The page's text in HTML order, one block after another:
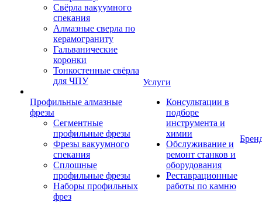
Свёрла вакуумного
спекания
Алмазные сверла по
керамограниту
Гальванические
коронки
Тонкостенные свёрла
для ЧПУ
Профильные алмазные
фрезы
Сегментные
профильные фрезы
Фрезы вакуумного
спекания
Сплошные
профильные фрезы
Наборы профильных
фрез
Услуги
Консультации в
подборе
инструмента и
химии
Обслуживание и
ремонт станков и
оборудования
Реставрационные
работы по камню